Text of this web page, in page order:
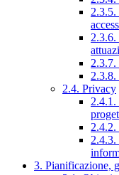
2.3.5.
2.3.6.
2.3.7.
2.4. Privacy
2.4.1.
2.4.2.
2.4.3.
3. Pianificazione,